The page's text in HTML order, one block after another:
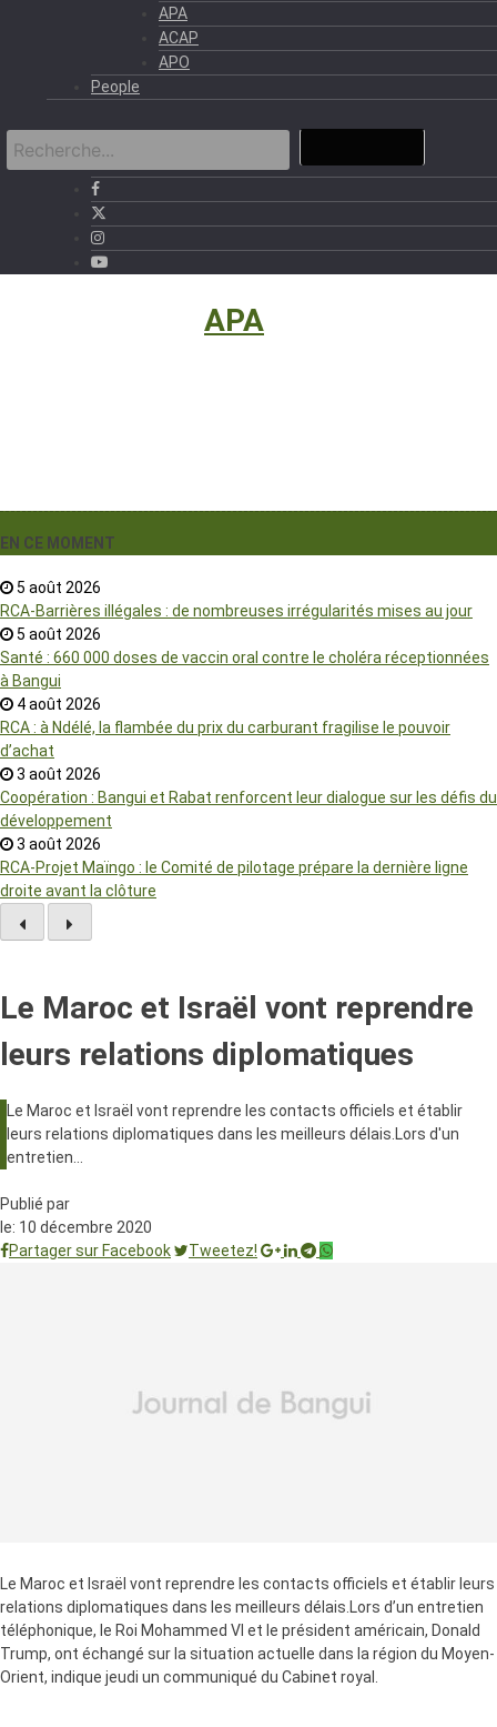
APA
ACAP
APO
People
APA
EN CE MOMENT
5 août 2026
RCA-Barrières illégales : de nombreuses irrégularités mises au jour
5 août 2026
Santé : 660 000 doses de vaccin oral contre le choléra réceptionnées
à Bangui
4 août 2026
RCA : à Ndélé, la flambée du prix du carburant fragilise le pouvoir
d’achat
3 août 2026
Coopération : Bangui et Rabat renforcent leur dialogue sur les défis du
développement
3 août 2026
RCA-Projet Maïngo : le Comité de pilotage prépare la dernière ligne
droite avant la clôture
Le Maroc et Israël vont reprendre
leurs relations diplomatiques
Le Maroc et Israël vont reprendre les contacts officiels et établir
leurs relations diplomatiques dans les meilleurs délais.Lors d'un
entretien…
Publié par
le: 10 décembre 2020
Partager sur Facebook
Tweetez!
Le Maroc et Israël vont reprendre les contacts officiels et établir leurs
relations diplomatiques dans les meilleurs délais.Lors d’un entretien
téléphonique, le Roi Mohammed VI et le président américain, Donald
Trump, ont échangé sur la situation actuelle dans la région du Moyen-
Orient, indique jeudi un communiqué du Cabinet royal.